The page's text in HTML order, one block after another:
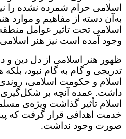
اسلامی حرام شمرده نشده را
به‌آن دسته از مفاهیم و موارد
اسلامی تحت تاثیر عوامل
وجود آمده است نیز هنر
ظهور هنر اسلامی از دل دین
تدریجی و گام به گام نبود،
اسلام و حکومت اسلامی،
داشت. عمده آنچه بر شکل‌گیری
اسلام تأثیر گذاشت ویژه‌ی
خدمت اهدافی قرار گرفت که
صورت وجود نداشت.